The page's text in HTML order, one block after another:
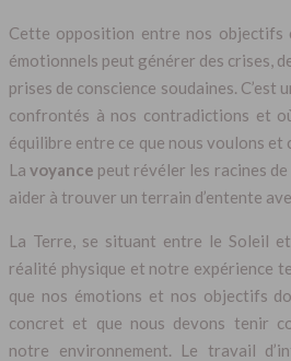
Cette opposition entre nos objectifs
émotionnels peut générer des crises,
prises de conscience soudaines. C’est
confrontés à nos contradictions et
équilibre entre ce que nous voulons et
Lavoyance peut révéler les racines
aider à trouver un terrain d’entente
La Terre, se situant entre le Soleil
réalité physique et notre expérience
que nos émotions et nos objectifs
concret et que nous devons tenir
notre environnement. Le travail